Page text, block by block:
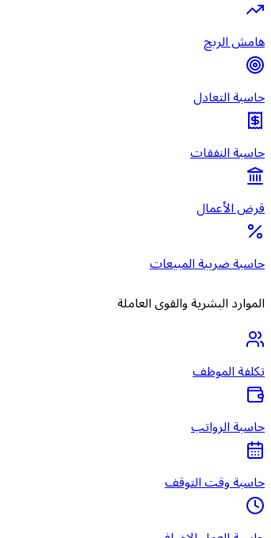
هامش الربح
حاسبة التعادل
حاسبة النفقات
قرض الأعمال
حاسبة ضريبة المبيعات
الموارد البشرية والقوى العاملة
تكلفة الموظف
حاسبة الرواتب
حاسبة وقت التوقف